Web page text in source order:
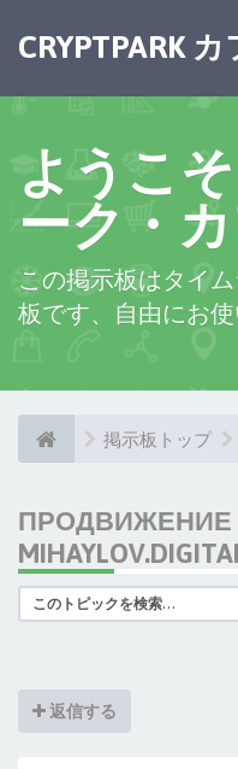
CRYPTPARK カ
ようこ
ーク・
この掲示板はタイ
板です、自由にお
掲示板トップ
ПРОДВИЖЕНИЕ
返信する